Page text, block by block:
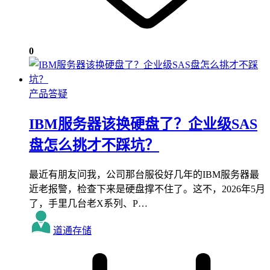
0
产品答疑
IBM服务器该换硬盘了？企业级SAS
盘怎么挑才不踩坑？
最近有朋友问我，公司那台服役好几年的IBM服务器最
近老报警，检查下来是硬盘撑不住了。这不，2026年5月
了，手里几台老X系列、P…
道通存储